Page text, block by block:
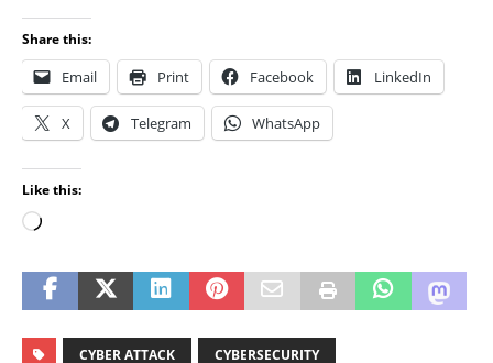
Share this:
Email Print Facebook LinkedIn
X Telegram WhatsApp
Like this:
CYBER ATTACK CYBERSECURITY